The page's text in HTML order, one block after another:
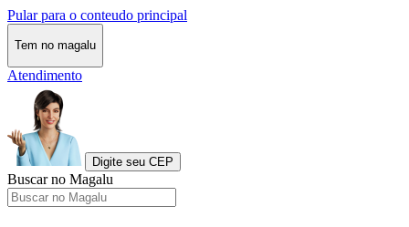
Pular para o conteudo principal
Tem no magalu
Atendimento
Digite seu CEP
Buscar no Magalu